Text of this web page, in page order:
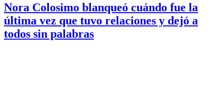
Nora Colosimo blanqueó cuándo fue la
última vez que tuvo relaciones y dejó a
todos sin palabras